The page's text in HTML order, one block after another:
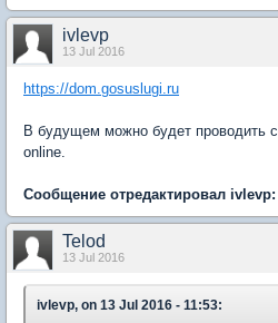
ivlevp
13 Jul 2016
https://dom.gosuslugi.ru
В будущем можно будет проводить
online.
Сообщение отредактировал ivlevp:
Telod
13 Jul 2016
ivlevp, on 13 Jul 2016 - 11:53: